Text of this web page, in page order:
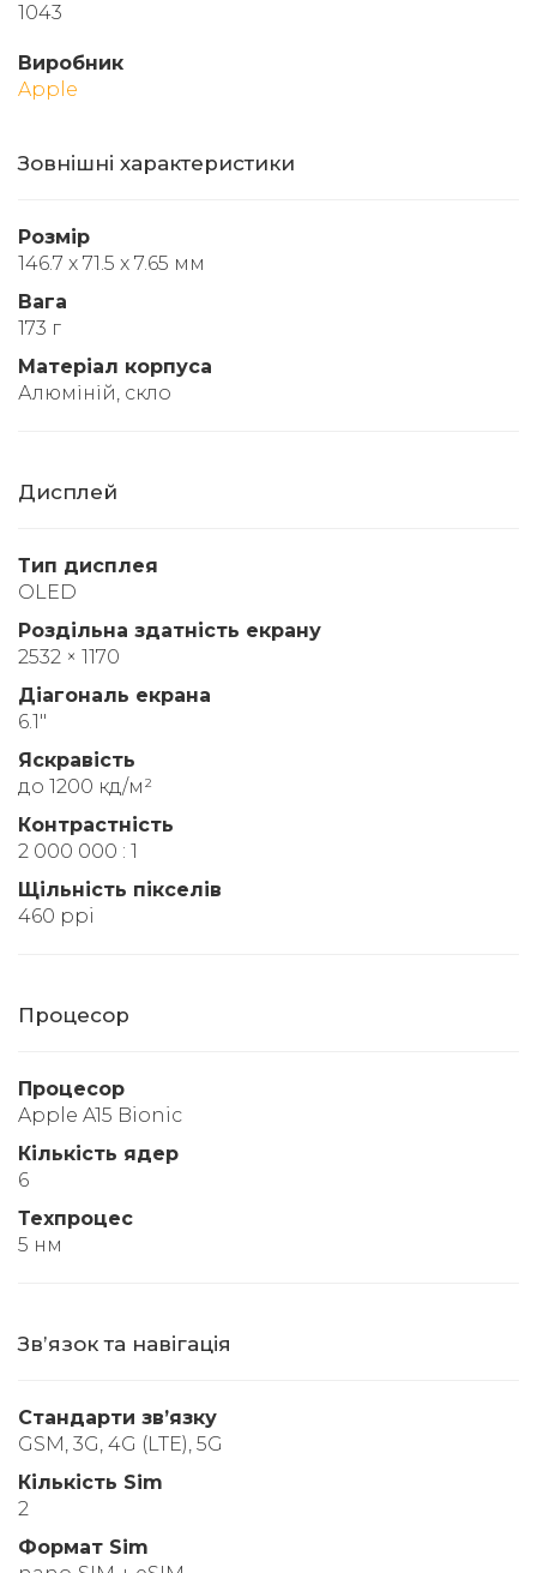
1043
Виробник
Apple
Зовнішні характеристики
Розмір
146.7 x 71.5 x 7.65 мм
Вага
173 г
Матеріал корпуса
Алюміній, скло
Дисплей
Тип дисплея
OLED
Роздільна здатність екрану
2532 × 1170
Діагональ екрана
6.1"
Яскравість
до 1200 кд/м²
Контрастність
2 000 000 : 1
Щільність пікселів
460 ppi
Процесор
Процесор
Apple A15 Bionic
Кількість ядер
6
Техпроцес
5 нм
Звʼязок та навігація
Стандарти звʼязку
GSM, 3G, 4G (LTE), 5G
Кількість Sim
2
Формат Sim